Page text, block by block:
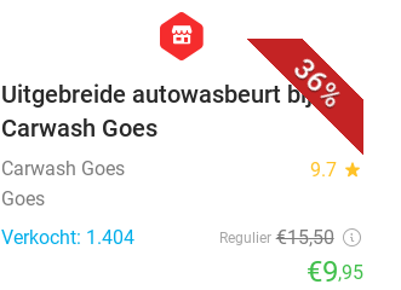
36%
hexagon
store
Uitgebreide autowasbeurt bij
Carwash Goes
Carwash Goes 9.7 star
Goes
Verkocht: 1.404
Regulier €15,50
€9,95